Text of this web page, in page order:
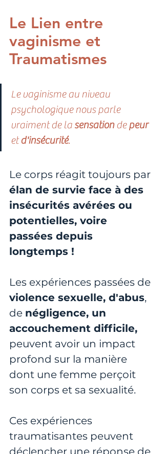
Le Lien entre
vaginisme et
Traumatismes
Le vaginisme au niveau
psychologique nous parle
vraiment de la sensation de peur
et d'insécurité.
Le corps réagit toujours par
élan de survie face à des
insécurités avérées ou
potentielles, voire
passées depuis
longtemps !
Les expériences passées de
violence sexuelle, d'abus,
de négligence, un
accouchement difficile,
peuvent avoir un impact
profond sur la manière
dont une femme perçoit
son corps et sa sexualité.
Ces expériences
traumatisantes peuvent